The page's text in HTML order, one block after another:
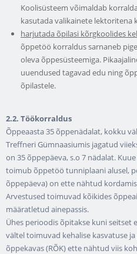
Koolisüsteem võimaldab
kasutada valikainete lektoritena
harjutada õpilasi kõrgkoolides
õppetöö korraldus sarnaneb
oleva õppesüsteemiga.
uuendused tagavad edu ning
õpilastele.
2.2. Töökorraldus
Õppeaasta 35 õppenädalat, kokku
Treffneri Gümnaasiumis jagatud
on 35 õppepäeva, s.o 7 nädalat.
toimub õppetöö tunniplaani alusel,
õppepäeva) on ette nähtud
Arvestused toimuvad kõikides
määratletud ainepassis.
Ühes perioodis õpitakse kuni seitset
vältel toimuvad kehalise kasvatuse
õppekavas (RÕK) ette nähtud viis